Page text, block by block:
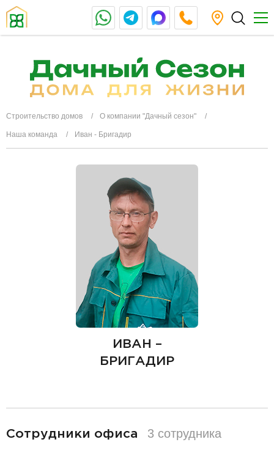
Строительство домов О компании "Дачный сезон"
Наша команда Иван - Бригадир
ИВАН –
БРИГАДИР
Сотрудники офиса 3 сотрудника